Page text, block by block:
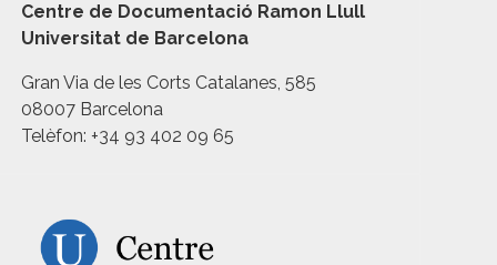
Centre de Documentació Ramon Llull
Universitat de Barcelona
Gran Via de les Corts Catalanes, 585
08007 Barcelona
Telèfon: +34 93 402 09 65